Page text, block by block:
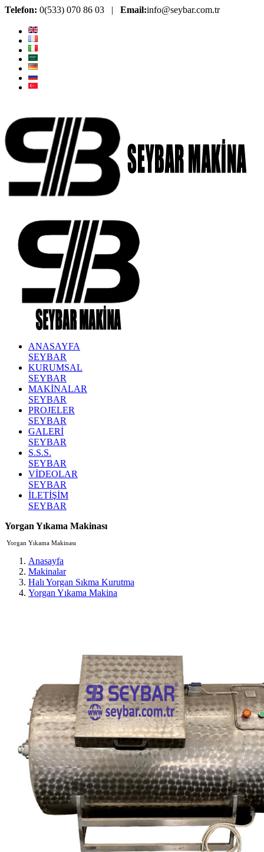
Telefon: 0(533) 070 86 03 | Email:info@seybar.com.tr
ANASAYFA
SEYBAR
KURUMSAL
SEYBAR
MAKİNALAR
SEYBAR
PROJELER
SEYBAR
GALERİ
SEYBAR
S.S.S.
SEYBAR
VİDEOLAR
SEYBAR
İLETİŞİM
SEYBAR
Yorgan Yıkama Makinası
Yorgan Yıkama Makinası
Anasayfa
Makinalar
Halı Yorgan Sıkma Kurutma
Yorgan Yıkama Makina